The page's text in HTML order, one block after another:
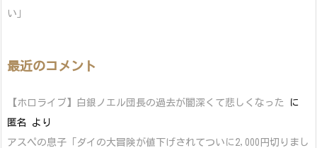
い」
最近のコメント
【ホロライブ】白銀ノエル団長の過去が闇深くて悲しくなった
に
匿名
より
アスペの息子「ダイの大冒険が値下げされてついに2,000円切りまし